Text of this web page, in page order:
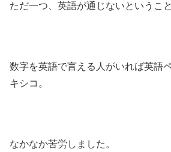
ただ一つ、英語が通じないというこ
数字を英語で言える人がいれば英語
キシコ。
なかなか苦労しました。